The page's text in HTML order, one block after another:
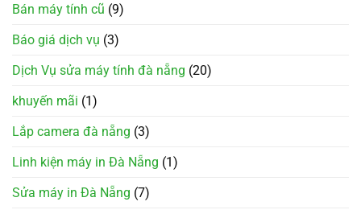
Bán máy tính cũ (9)
Báo giá dịch vụ (3)
Dịch Vụ sửa máy tính đà nẵng (20)
khuyến mãi (1)
Lắp camera đà nẵng (3)
Linh kiện máy in Đà Nẵng (1)
Sửa máy in Đà Nẵng (7)